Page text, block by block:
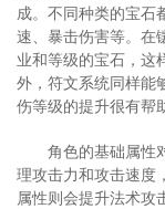
成。不同种类的宝石
速、暴击伤害等。在
业和等级的宝石，这
外，符文系统同样能
伤等级的提升很有帮
角色的基础属性
理攻击力和攻击速度
属性则会提升法术攻